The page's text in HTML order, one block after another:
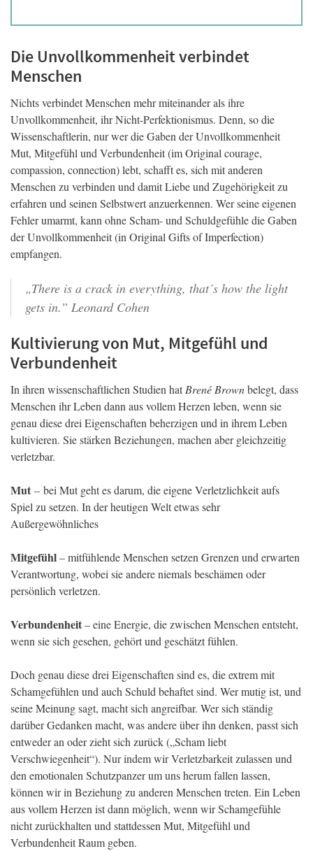
Die Unvollkommenheit verbindet
Menschen
Nichts verbindet Menschen mehr miteinander als ihre
Unvollkommenheit, ihr Nicht-Perfektionismus. Denn, so die
Wissenschaftlerin, nur wer die Gaben der Unvollkommenheit
Mut, Mitgefühl und Verbundenheit (im Original courage,
compassion, connection) lebt, schafft es, sich mit anderen
Menschen zu verbinden und damit Liebe und Zugehörigkeit zu
erfahren und seinen Selbstwert anzuerkennen. Wer seine eigenen
Fehler umarmt, kann ohne Scham- und Schuldgefühle die Gaben
der Unvollkommenheit (in Original Gifts of Imperfection)
empfangen.
„There is a crack in everything, that´s how the light
gets in.” Leonard Cohen
Kultivierung von Mut, Mitgefühl und
Verbundenheit
In ihren wissenschaftlichen Studien hatBrené Brownbelegt, dass
Menschen ihr Leben dann aus vollem Herzen leben, wenn sie
genau diese drei Eigenschaften beherzigen und in ihrem Leben
kultivieren. Sie stärken Beziehungen, machen aber gleichzeitig
verletzbar.
Mut – bei Mut geht es darum, die eigene Verletzlichkeit aufs
Spiel zu setzen. In der heutigen Welt etwas sehr
Außergewöhnliches
Mitgefühl– mitfühlende Menschen setzen Grenzen und erwarten
Verantwortung, wobei sie andere niemals beschämen oder
persönlich verletzen.
Verbundenheit– eine Energie, die zwischen Menschen entsteht,
wenn sie sich gesehen, gehört und geschätzt fühlen.
Doch genau diese drei Eigenschaften sind es, die extrem mit
Schamgefühlen und auch Schuld behaftet sind. Wer mutig ist, und
seine Meinung sagt, macht sich angreifbar. Wer sich ständig
darüber Gedanken macht, was andere über ihn denken, passt sich
entweder an oder zieht sich zurück („Scham liebt
Verschwiegenheit“). Nur indem wir Verletzbarkeit zulassen und
den emotionalen Schutzpanzer um uns herum fallen lassen,
können wir in Beziehung zu anderen Menschen treten. Ein Leben
aus vollem Herzen ist dann möglich, wenn wir Schamgefühle
nicht zurückhalten und stattdessen Mut, Mitgefühl und
Verbundenheit Raum geben.